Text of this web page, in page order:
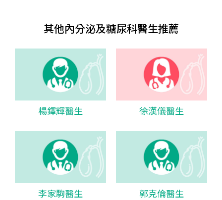
其他內分泌及糖尿科醫生推薦
楊鐸輝醫生 徐漢儀醫生
李家駒醫生 郭克倫醫生